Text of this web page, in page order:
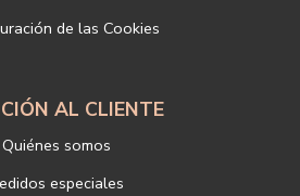
proteccion-de-datos
de las Cookies
AL CLIENTE
Quiénes somos
especiales